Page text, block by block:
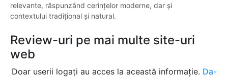
relevante, răspunzând cerințelor moderne, dar și
contextului tradițional și natural.
Review-uri pe mai multe site-uri
web
Doar userii logați au acces la această informație. Da-